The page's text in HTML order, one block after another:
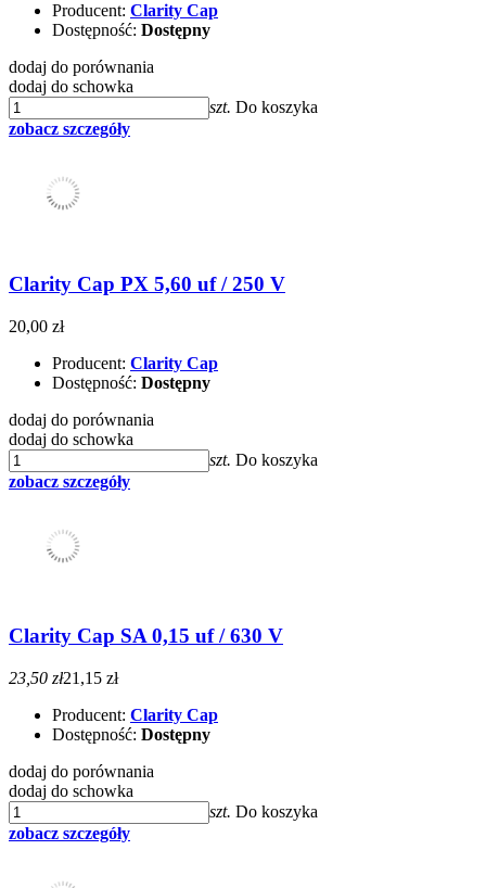
Producent: Clarity Cap
Dostępność: Dostępny
dodaj do porównania
dodaj do schowka
szt. Do koszyka
zobacz szczegóły
Clarity Cap PX 5,60 uf / 250 V
20,00 zł
Producent: Clarity Cap
Dostępność: Dostępny
dodaj do porównania
dodaj do schowka
szt. Do koszyka
zobacz szczegóły
Clarity Cap SA 0,15 uf / 630 V
23,50 zł21,15 zł
Producent: Clarity Cap
Dostępność: Dostępny
dodaj do porównania
dodaj do schowka
szt. Do koszyka
zobacz szczegóły